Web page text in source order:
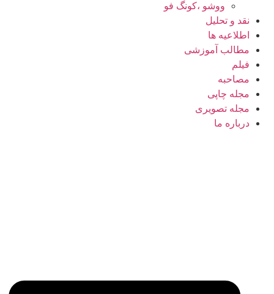
ووشو ،کونگ فو
نقد و تحلیل
اطلاعیه ها
مطالب آموزشی
فیلم
مصاحبه
مجله چاپی
مجله تصویری
درباره ما